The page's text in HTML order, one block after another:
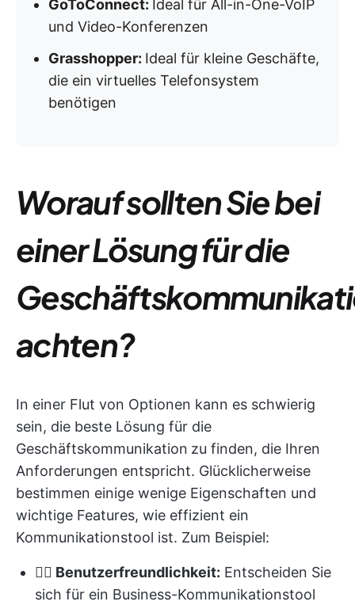
GoToConnect: Ideal für All-in-One-VoIP
und Video-Konferenzen
Grasshopper: Ideal für kleine Geschäfte,
die ein virtuelles Telefonsystem
benötigen
Worauf sollten Sie bei
einer Lösung für die
achten?
In einer Flut von Optionen kann es schwierig
sein, die beste Lösung für die
Geschäftskommunikation zu finden, die Ihren
Anforderungen entspricht. Glücklicherweise
bestimmen einige wenige Eigenschaften und
wichtige Features, wie effizient ein
Kommunikationstool ist. Zum Beispiel:
👉🏻 Benutzerfreundlichkeit: Entscheiden Sie
sich für ein Business-Kommunikationstool